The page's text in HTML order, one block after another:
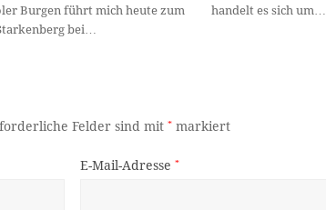
Burgen führt mich heute zum
bei…
handelt es sich um…
Felder sind mit* markiert
E-Mail-Adresse *